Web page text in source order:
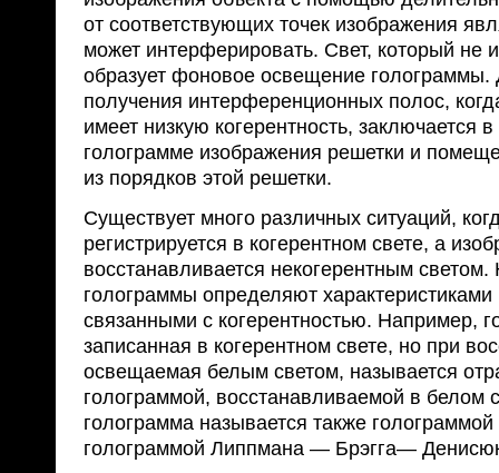
от соответствующих точек изображения
может интерферировать. Свет, который не
образует фоновое освещение голограммы.
получения интерференционных полос,
имеет низкую когерентность, заключается
голограмме изображения решетки и
из порядков этой решетки.
Существует много различных ситуаций,
регистрируется в когерентном свете, а
восстанавливается некогерентным светом.
голограммы определяют
связанными с когерентностью. Например,
записанная в когерентном свете, но при
освещаемая белым светом, называется
голограммой, восстанавливаемой в белом
голограмма называется также
голограммой Липпмана — Брэгга—